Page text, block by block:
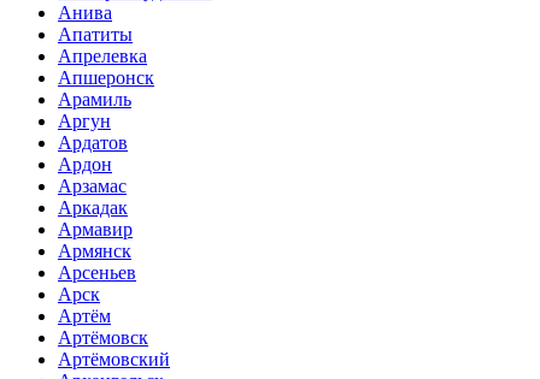
Анива
Апатиты
Апрелевка
Апшеронск
Арамиль
Аргун
Ардатов
Ардон
Арзамас
Аркадак
Армавир
Армянск
Арсеньев
Арск
Артём
Артёмовск
Артёмовский